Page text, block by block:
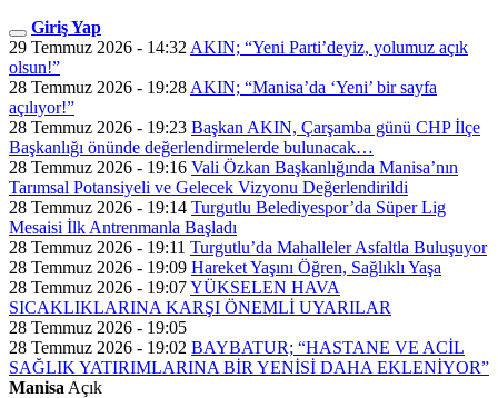
Giriş Yap
29 Temmuz 2026 - 14:32 AKIN; “Yeni Parti’deyiz, yolumuz açık
olsun!”
28 Temmuz 2026 - 19:28 AKIN; “Manisa’da ‘Yeni’ bir sayfa
açılıyor!”
28 Temmuz 2026 - 19:23 Başkan AKIN, Çarşamba günü CHP İlçe
Başkanlığı önünde değerlendirmelerde bulunacak…
28 Temmuz 2026 - 19:16 Vali Özkan Başkanlığında Manisa’nın
Tarımsal Potansiyeli ve Gelecek Vizyonu Değerlendirildi
28 Temmuz 2026 - 19:14 Turgutlu Belediyespor’da Süper Lig
Mesaisi İlk Antrenmanla Başladı
28 Temmuz 2026 - 19:11 Turgutlu’da Mahalleler Asfaltla Buluşuyor
28 Temmuz 2026 - 19:09 Hareket Yaşını Öğren, Sağlıklı Yaşa
28 Temmuz 2026 - 19:07YÜKSELEN HAVA
SICAKLIKLARINA KARŞI ÖNEMLİ UYARILAR
28 Temmuz 2026 - 19:05
28 Temmuz 2026 - 19:02 BAYBATUR; “HASTANE VE ACİL
SAĞLIK YATIRIMLARINA BİR YENİSİ DAHA EKLENİYOR”
Manisa Açık